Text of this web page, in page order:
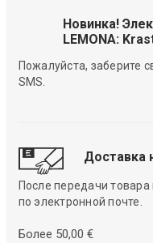
Новинка!
LEMONA:
Пожалуйста, заберите
SMS.
Доставка
После передачи
по электронной почте.
Более 50,00 €